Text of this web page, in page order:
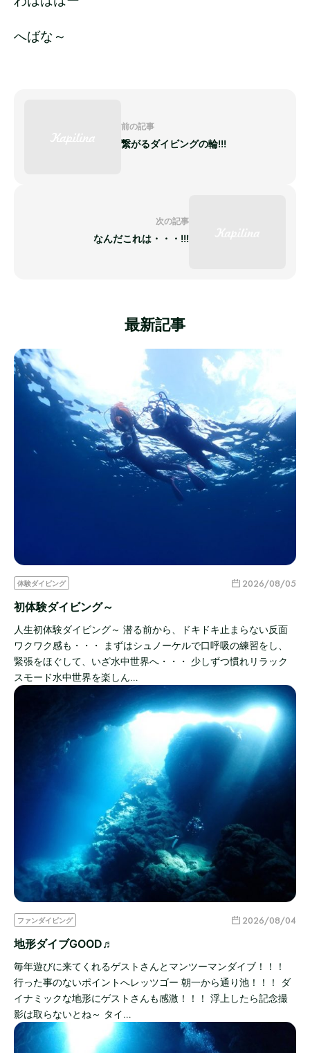
へばな～
前の記事
繋がるダイビングの輪!!!
次の記事
なんだこれは・・・!!!
最新記事
体験ダイビング 2026/08/05
初体験ダイビング～
人生初体験ダイビング～ 潜る前から、ドキドキ止まらない反面
ワクワク感も・・・ まずはシュノーケルで口呼吸の練習をし、
緊張をほぐして、いざ水中世界へ・・・ 少しずつ慣れリラック
スモード水中世界を楽しん…
ファンダイビング 2026/08/04
地形ダイブGOOD♬
毎年遊びに来てくれるゲストさんとマンツーマンダイブ！！！
行った事のないポイントへレッツゴー 朝一から通り池！！！ ダ
イナミックな地形にゲストさんも感激！！！ 浮上したら記念撮
影は取らないとね～ タイ…